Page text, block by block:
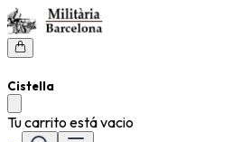
Cistella
Tu carrito está vacio